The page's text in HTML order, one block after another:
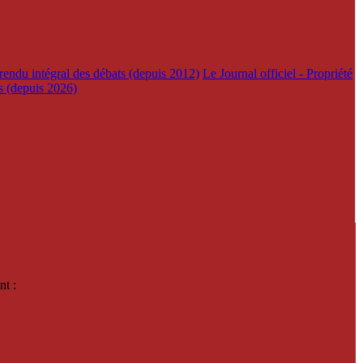
intégral des débats (depuis 2012) Le Journal officiel - Propriété
(depuis 2026)
: